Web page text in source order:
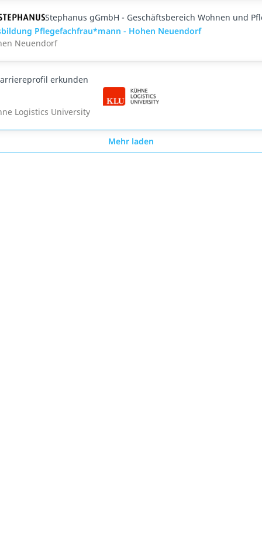
Stephanus gGmbH - Geschäftsbereich Wohnen und
Pflegefachfrau*mann - Hohen Neuendorf
Neuendorf
erkunden
Logistics University
Mehr laden